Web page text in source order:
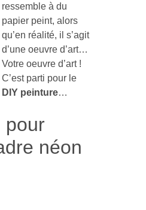
ressemble à du
papier peint, alors
qu’en réalité, il s’agit
d’une oeuvre d’art…
Votre oeuvre d’art !
C’est parti pour le
DIY peinture…
pour
néon